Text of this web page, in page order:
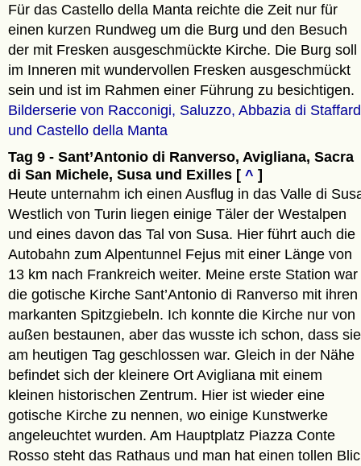
Für das Castello della Manta reichte die Zeit nur für
einen kurzen Rundweg um die Burg und den Besuch
der mit Fresken ausgeschmückte Kirche. Die Burg soll
im Inneren mit wundervollen Fresken ausgeschmückt
sein und ist im Rahmen einer Führung zu besichtigen.
Bilderserie von Racconigi, Saluzzo, Abbazia di
und Castello della Manta
Tag 9 - Sant’Antonio di Ranverso, Avigliana, Sacra
di San Michele, Susa und Exilles [ ^ ]
Heute unternahm ich einen Ausflug in das Valle di
Westlich von Turin liegen einige Täler der Westalpen
und eines davon das Tal von Susa. Hier führt auch die
Autobahn zum Alpentunnel Fejus mit einer Länge von
13 km nach Frankreich weiter. Meine erste Station war
die gotische Kirche Sant’Antonio di Ranverso mit ihren
markanten Spitzgiebeln. Ich konnte die Kirche nur von
außen bestaunen, aber das wusste ich schon, dass sie
am heutigen Tag geschlossen war. Gleich in der Nähe
befindet sich der kleinere Ort Avigliana mit einem
kleinen historischen Zentrum. Hier ist wieder eine
gotische Kirche zu nennen, wo einige Kunstwerke
angeleuchtet wurden. Am Hauptplatz Piazza Conte
Rosso steht das Rathaus und man hat einen tollen